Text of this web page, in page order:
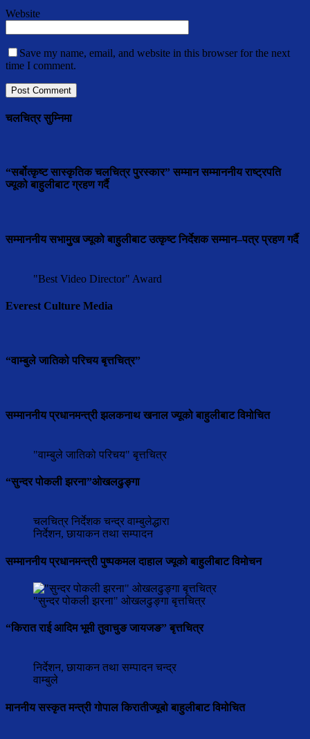
Website
Save my name, email, and website in this browser for the next
time I comment.
चलचित्र सुम्निमा
“सर्बोत्कृष्ट सास्कृतिक चलचित्र पुरस्कार” सम्मान सम्माननीय राष्ट्रपति
ज्यूको बाहुलीबाट ग्रहण गर्दै
सम्माननीय सभामुुख ज्यूको बाहुलीबाट उत्कृष्ट निर्देशक सम्मान–पत्र प्रहण गर्दै
"Best Video Director" Award
Everest Culture Media
“वाम्बुले जातिको परिचय बृत्तचित्र”
सम्माननीय प्रधानमन्त्री झलकनाथ खनाल ज्यूको बाहुलीबाट विमोचित
"वाम्बुले जातिको परिचय" बृत्तचित्र
“सुन्दर पोकली झरना”ओखलढुङ्गा
चलचित्र निर्देशक चन्द्र वाम्बुलेद्धारा
निर्देशन, छायाकन तथा सम्पादन
सम्माननीय प्रधानमन्त्री पुष्पकमल दाहाल ज्यूको बाहुलीबाट विमोचन
"सुन्दर पोकली झरना" ओखलढुङ्गा बृत्तचित्र
“किरात राई आदिम भूमी तुवाचुङ जायजङ” बृत्तचित्र
निर्देशन, छायाकन तथा सम्पादन चन्द्र
वाम्बुले
माननीय सस्कृत मन्त्री गोपाल किरातीज्यूबो बाहुलीबाट विमोचित